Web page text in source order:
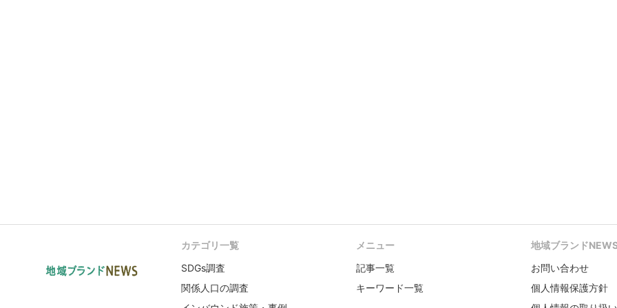
カテゴリ一覧
SDGs調査
関係人口の調査
メニュー
記事一覧
キーワード一覧
地域ブランド
お問い合わせ
個人情報保護方針